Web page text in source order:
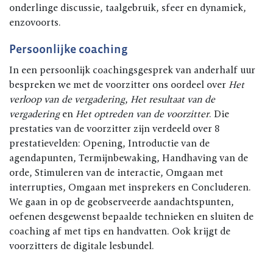
onderlinge discussie, taalgebruik, sfeer en dynamiek,
enzovoorts.
Persoonlijke coaching
In een persoonlijk coachingsgesprek van anderhalf uur
bespreken we met de voorzitter ons oordeel over Het
verloop van de vergadering, Het resultaat van de
vergaderingen Het optreden van de voorzitter. Die
prestaties van de voorzitter zijn verdeeld over 8
prestatievelden: Opening, Introductie van de
agendapunten, Termijnbewaking, Handhaving van de
orde, Stimuleren van de interactie, Omgaan met
interrupties, Omgaan met insprekers en Concluderen.
We gaan in op de geobserveerde aandachtspunten,
oefenen desgewenst bepaalde technieken en sluiten de
coaching af met tips en handvatten. Ook krijgt de
voorzitters de digitale lesbundel.